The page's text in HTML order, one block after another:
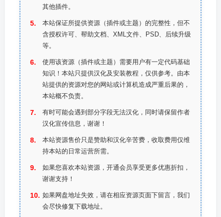
其他插件。
本站保证所提供资源（插件或主题）的完整性，但不
含授权许可、帮助文档、XML文件、PSD、后续升级
等。
使用该资源（插件或主题）需要用户有一定代码基础
知识！本站只提供汉化及安装教程，仅供参考。由本
站提供的资源对您的网站或计算机造成严重后果的，
本站概不负责。
有时可能会遇到部分字段无法汉化，同时请保留作者
汉化宣传信息，谢谢！
本站资源售价只是赞助和汉化辛苦费，收取费用仅维
持本站的日常运营所需。
如果您喜欢本站资源，开通会员享受更多优惠折扣，
谢谢支持！
如果网盘地址失效，请在相应资源页面下留言，我们
会尽快修复下载地址。